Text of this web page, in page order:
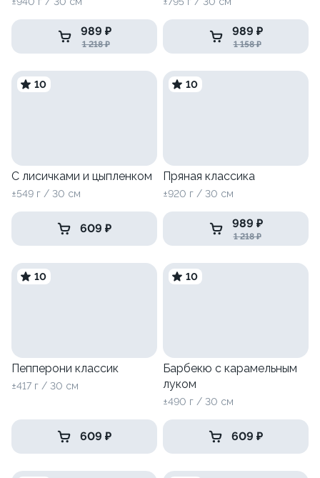
989 ₽
1 218 ₽
989 ₽
1 158 ₽
10
С лисичками и цыпленком
±549 г / 30 см
609 ₽
10
Пряная классика
±920 г / 30 см
989 ₽
1 218 ₽
10
Пепперони классик
±417 г / 30 см
609 ₽
10
Барбекю с карамельным
луком
±490 г / 30 см
609 ₽